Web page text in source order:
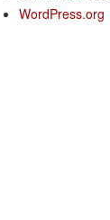
WordPress.org